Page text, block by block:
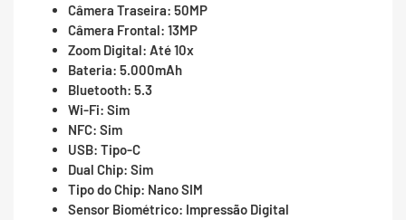
Câmera Traseira: 50MP
Câmera Frontal: 13MP
Zoom Digital: Até 10x
Bateria: 5.000mAh
Bluetooth: 5.3
Wi-Fi: Sim
NFC: Sim
USB: Tipo-C
Dual Chip: Sim
Tipo do Chip: Nano SIM
Sensor Biométrico: Impressão Digital